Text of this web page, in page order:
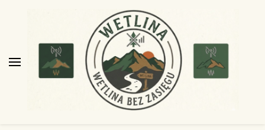
wetlinabezzasiegu.pl